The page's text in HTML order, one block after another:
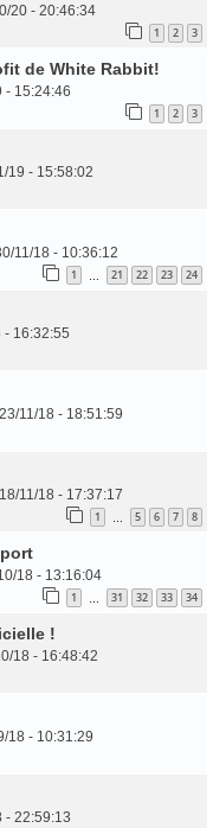
20 - 20:46:34
1 2 3
de White Rabbit!
- 15:24:46
1 2 3
19 - 15:58:02
11/18 - 10:36:12
1 21 22 23 24
- 16:32:55
23/11/18 - 18:51:59
18/11/18 - 17:37:17
1 5 6 7 8
18 - 13:16:04
1 31 32 33 34
!
18 - 16:48:42
18 - 10:31:29
- 22:59:13